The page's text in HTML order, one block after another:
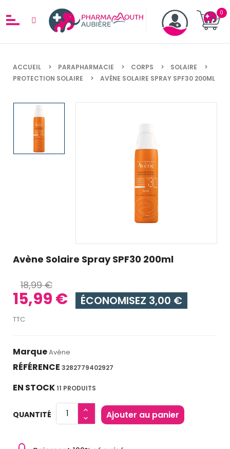
ACCUEIL PARAPHARMACIE CORPS
SOLAIRE
PROTECTION SOLAIRE
AVÈNE SOLAIRE SPRAY SPF30 200ML
Avène Solaire Spray SPF30 200ml
18,99 €
15,99 € ÉCONOMISEZ 3,00 €
TTC
MarqueAvène
RÉFÉRENCE 3282779402927
EN STOCK11 PRODUITS
QUANTITÉ Ajouter au panier